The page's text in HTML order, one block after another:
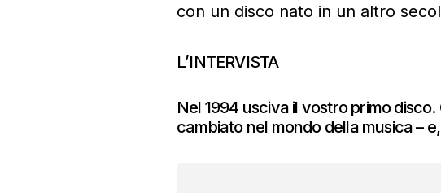
con un disco nato in un altro
​L’INTERVISTA
Nel 1994 usciva il vostro primo
cambiato nel mondo della musica –